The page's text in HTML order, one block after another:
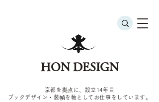
HON DESIGN
京都を拠点に、設立14年目
ブックデザイン・装幀を軸としてお仕事をしています。